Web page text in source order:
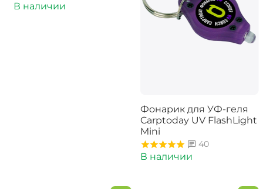
В наличии
Фонарик для УФ-геля
Carptoday UV FlashLight
Mini
40
В наличии